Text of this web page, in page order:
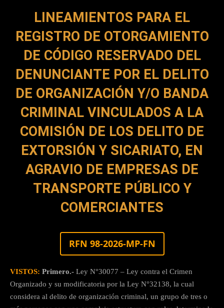
LINEAMIENTOS PARA EL
REGISTRO DE OTORGAMIENTO
DE CÓDIGO RESERVADO DEL
DENUNCIANTE POR EL DELITO
DE ORGANIZACIÓN Y/O BANDA
CRIMINAL VINCULADOS A LA
COMISIÓN DE LOS DELITO DE
EXTORSIÓN Y SICARIATO, EN
AGRAVIO DE EMPRESAS DE
TRANSPORTE PÚBLICO Y
COMERCIANTES
RFN 98-2026-MP-FN
VISTOS: Primero.- Ley N°30077 – Ley contra el Crimen
Organizado y su modificatoria por la Ley N°32138, la cual
considera al delito de organización criminal, un grupo de tres o